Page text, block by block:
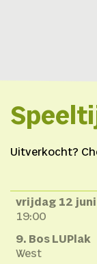
Uitverkocht?
vrijdag 12 juni
19:00
9. Bos LUPlak
West